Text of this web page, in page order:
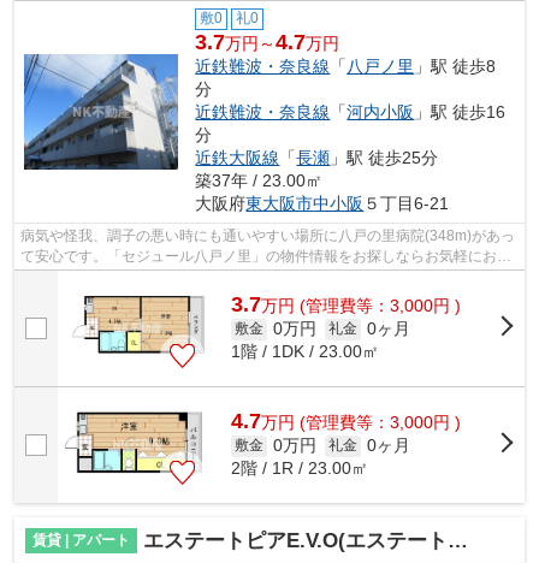
敷0 礼0
3.7万円～4.7万円
近鉄難波・奈良線 「八戸ノ里 」駅 徒歩8
分
近鉄難波・奈良線 「河内小阪 」駅 徒歩16
分
近鉄大阪線 「長瀬 」駅 徒歩25分
築37年 / 23.00㎡
大阪府東大阪市中小阪 ５丁目6-21
病気や怪我、調子の悪い時にも通いやすい場所に八戸の里病院(348m)があっ
て安心です。「セジュール八戸ノ里」の物件情報をお探しならお気軽にお問
い合わせ下さい。もしものときの地震...
3.7万円 (管理費等：3,000円 )
敷金 0万円 礼金 0ヶ月
1階 / 1DK / 23.00㎡
4.7万円 (管理費等：3,000円 )
敷金 0万円 礼金 0ヶ月
2階 / 1R / 23.00㎡
賃貸 | アパート エステートピアE.V.O(エステートピアイーブイオー）（八戸ノ里賃貸）